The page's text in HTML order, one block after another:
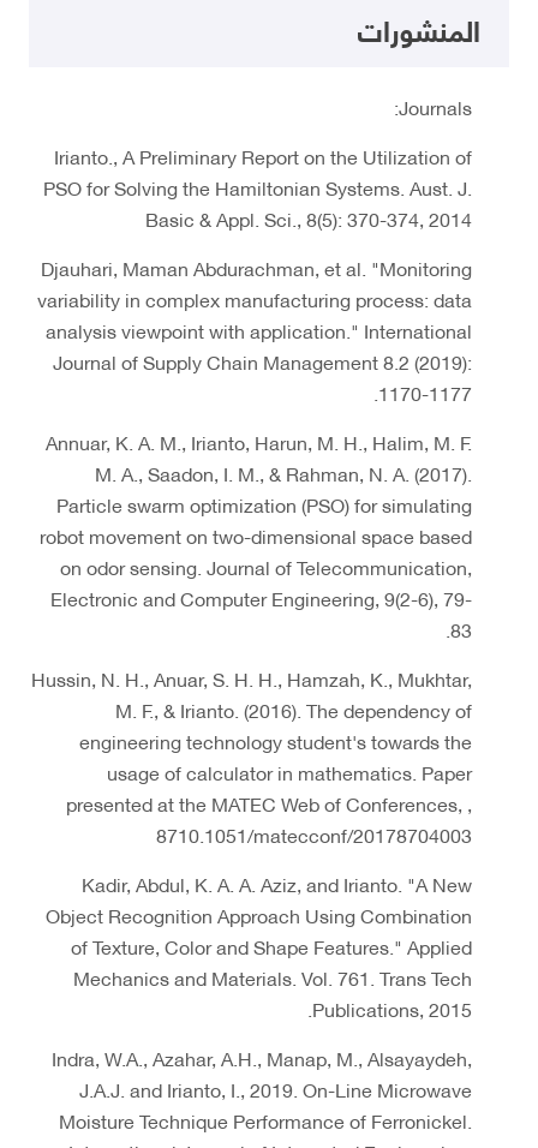
المنشورات
Journals:
Irianto., A Preliminary Report on the Utilization of
PSO for Solving the Hamiltonian Systems. Aust. J.
Basic & Appl. Sci., 8(5): 370-374, 2014
Djauhari, Maman Abdurachman, et al. "Monitoring
variability in complex manufacturing process: data
analysis viewpoint with application." International
Journal of Supply Chain Management 8.2 (2019):
1170-1177.
Annuar, K. A. M., Irianto, Harun, M. H., Halim, M. F.
M. A., Saadon, I. M., & Rahman, N. A. (2017).
Particle swarm optimization (PSO) for simulating
robot movement on two-dimensional space based
on odor sensing. Journal of Telecommunication,
Electronic and Computer Engineering, 9(2-6), 79-
83.
Hussin, N. H., Anuar, S. H. H., Hamzah, K., Mukhtar,
M. F., & Irianto. (2016). The dependency of
engineering technology student's towards the
usage of calculator in mathematics. Paper
presented at the MATEC Web of Conferences, ,
8710.1051/matecconf/20178704003
Kadir, Abdul, K. A. A. Aziz, and Irianto. "A New
Object Recognition Approach Using Combination
of Texture, Color and Shape Features." Applied
Mechanics and Materials. Vol. 761. Trans Tech
Publications, 2015.
Indra, W.A., Azahar, A.H., Manap, M., Alsayaydeh,
J.A.J. and Irianto, I., 2019. On-Line Microwave
Moisture Technique Performance of Ferronickel.